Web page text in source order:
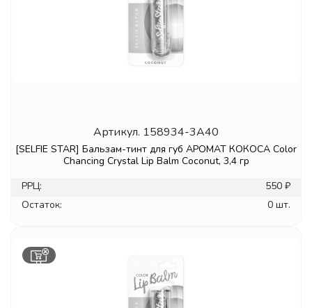
Артикул. 158934-3A40
[SELFIE STAR] Бальзам-тинт для губ АРОМАТ КОКОСА Color
Chancing Crystal Lip Balm Coconut, 3,4 гр
РРЦ:
550 ₽
Остаток:
0 шт.